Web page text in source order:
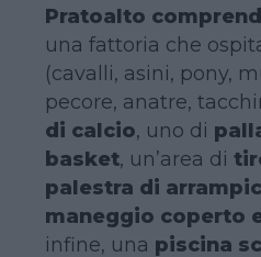
Pratoalto
una fattoria che
(cavalli, asini, pony,
pecore, anatre,
di calcio, uno di
basket, un’area di
palestra di
maneggio coperto
infine, una piscina